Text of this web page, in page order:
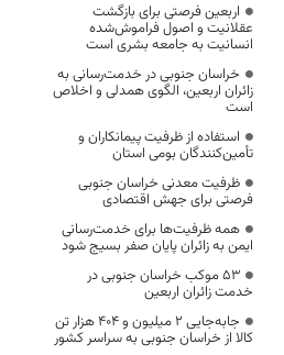
اربعین فرصتی برای بازگشت
عقلانیت و اصول فراموش‌شده
انسانیت به جامعه بشری است
خراسان جنوبی در خدمت‌رسانی به
زائران اربعین، الگوی همدلی و اخلاص
است
استفاده از ظرفیت پیمانکاران و
تأمین‌کنندگان بومی استان
ظرفیت معدنی خراسان جنوبی
فرصتی برای جهش اقتصادی
همه ظرفیت‌ها برای خدمت‌رسانی
ایمن به زائران پایان صفر بسیج شود
53 موکب خراسان جنوبی در
خدمت زائران اربعین
جابه‌جایی 2 میلیون و 404 هزار تن
کالا از خراسان جنوبی به سراسر کشور